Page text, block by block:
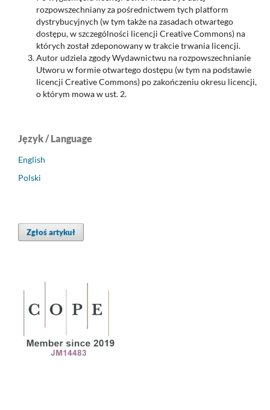
rozpowszechniany za pośrednictwem tych platform
dystrybucyjnych (w tym także na zasadach otwartego
dostępu, w szczególności licencji Creative Commons) na
których został zdeponowany w trakcie trwania licencji.
Autor udziela zgody Wydawnictwu na rozpowszechnianie
Utworu w formie otwartego dostępu (w tym na podstawie
licencji Creative Commons) po zakończeniu okresu licencji,
o którym mowa w ust. 2.
Język / Language
English
Polski
Zgłoś artykuł